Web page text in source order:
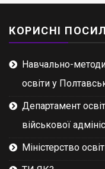
КОРИСНІ
Навчально-
освіти у
Департамент
військової
Міністерство